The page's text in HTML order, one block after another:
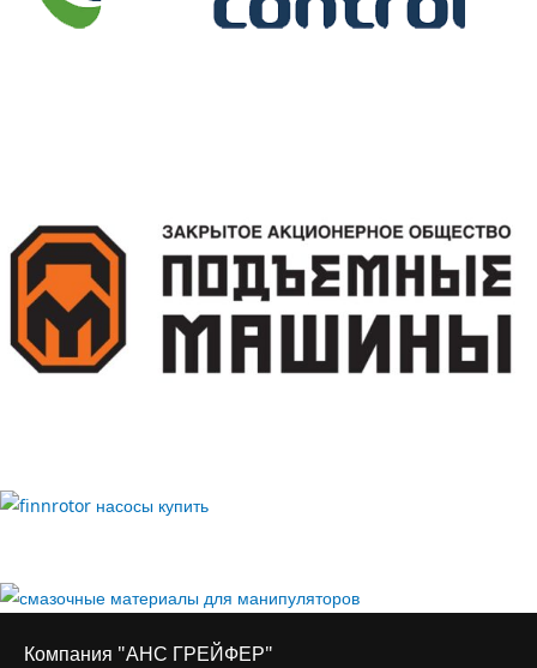
Компания "АНС ГРЕЙФЕР"